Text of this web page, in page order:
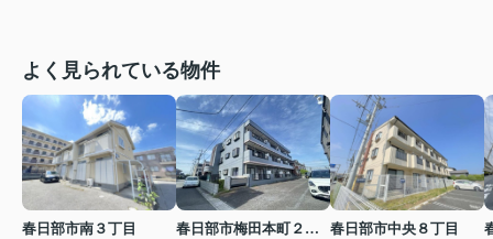
よく見られている物件
春日部市南３丁目
春日部市梅田本町２丁目
春日部市中央８丁目